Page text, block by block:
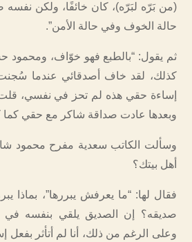
(من بَرّه لبَرّه)، كان خائفًا، ولكن نفسه
حالة الخوف وفي حالة الأمن”.
ثم يقول: “بالطبع فهو خوّاف، ومحمود
كذلك، لقد خاف أصدقائي عندما
إساءة حقي هذه لم تحز في نفسي،
وبعدها عادت صداقة شاكر مع حقي كما
وسألت الكاتب سعدية مفرح محمود
أهل بيتك؟
فقال لها: “ما يعرفش يبررها”، بماذا
صديقه؟ إن الصديق يلقي بنفسه في
وعلى الرغم من ذلك، أنا لم أتأثر بفعل